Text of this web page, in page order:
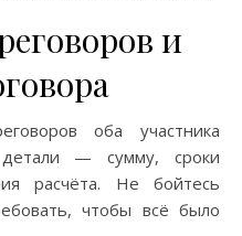
и
оба участника
— сумму, сроки
расчёта. Не бойтесь
чтобы всё было